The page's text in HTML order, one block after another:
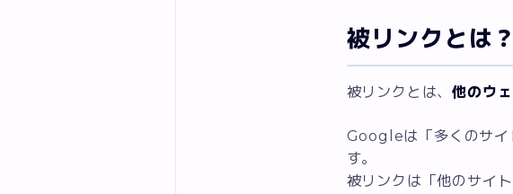
被リンクとは
被リンクとは、他のウ
Googleは「多くのサイ
す。
被リンクは「他のサイ